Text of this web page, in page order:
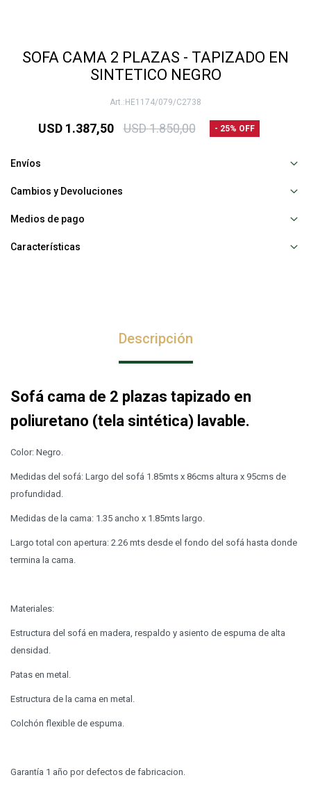
SOFA CAMA 2 PLAZAS - TAPIZADO EN
SINTETICO NEGRO
HE1174/079/C2738
USD 1.387,50 USD1.850,00 25
Envíos
Cambios y Devoluciones
Medios de pago
Características
Descripción
Sofá cama de 2 plazas tapizado en
poliuretano (tela sintética) lavable.
Color: Negro.
Medidas del sofá: Largo del sofá 1.85mts x 86cms altura x 95cms de
profundidad.
Medidas de la cama: 1.35 ancho x 1.85mts largo.
Largo total con apertura: 2.26 mts desde el fondo del sofá hasta donde
termina la cama.
Materiales:
Estructura del sofá en madera, respaldo y asiento de espuma de alta
densidad.
Patas en metal.
Estructura de la cama en metal.
Colchón flexible de espuma.
Garantía 1 año por defectos de fabricacion.